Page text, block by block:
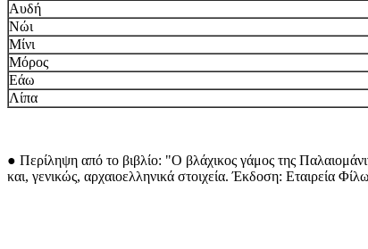
Αυδή
Νώι
Μίνι
Μόρος
Εάω
Λίπα
● Περίληψη από το βιβλίο: "Ο βλάχικος γάμος της
και, γενικώς, αρχαιοελληνικά στοιχεία. Έκδοση: Εταιρεία